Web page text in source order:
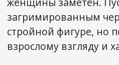
загримированным
стройной фигуре, но
взрослому взгляду и